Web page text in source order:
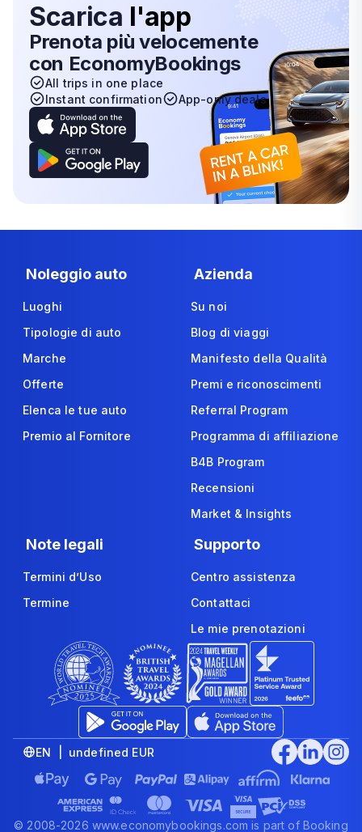
Scarica l'app
Prenota più velocemente
con EconomyBookings
All trips in one place
Instant confirmation
App-only deals
Noleggio auto
Luoghi
Tipologie di auto
Marche
Offerte
Elenca le tue auto
Premio al Fornitore
Azienda
Su noi
Blog di viaggi
Manifesto della Qualità
Premi e riconoscimenti
Referral Program
Programma di affiliazione
B4B Program
Recensioni
Market & Insights
Note legali
Termini d’Uso
Termine
Supporto
Centro assistenza
Contattaci
Le mie prenotazioni
EN | undefined EUR
© 2008-2026 www.economybookings.com is part of Booking